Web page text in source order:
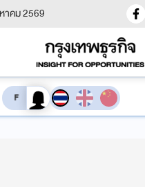
าคม 2569
สลับเสียงอ่าน